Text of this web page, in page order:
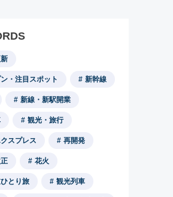
・注目スポット 新幹線
新線・新駅開業
観光・旅行
スプレス 再開発
花火
とり旅 観光列車